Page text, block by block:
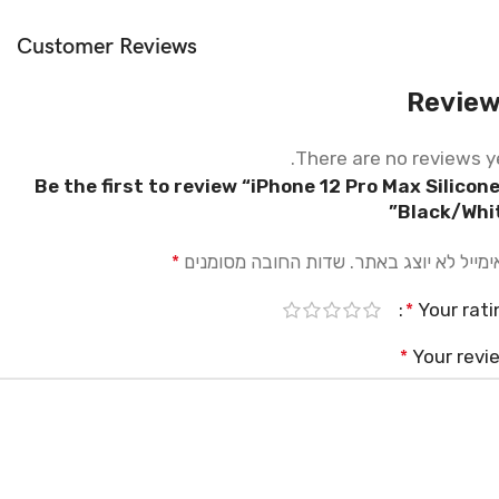
Power & Cables
Customer Reviews
There are no reviews
Be the first to review “iPhone 12 Pro Max
Black/
לא יוצג באתר. שדות החובה מסומנים *
Your
*
Your
*